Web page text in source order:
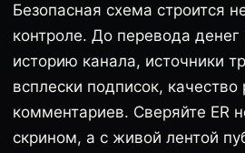
Безопасная схема строится
контроле. До перевода денег
историю канала, источники
всплески подписок, качество
комментариев. Сверяйте ER
скрином, а с живой лентой